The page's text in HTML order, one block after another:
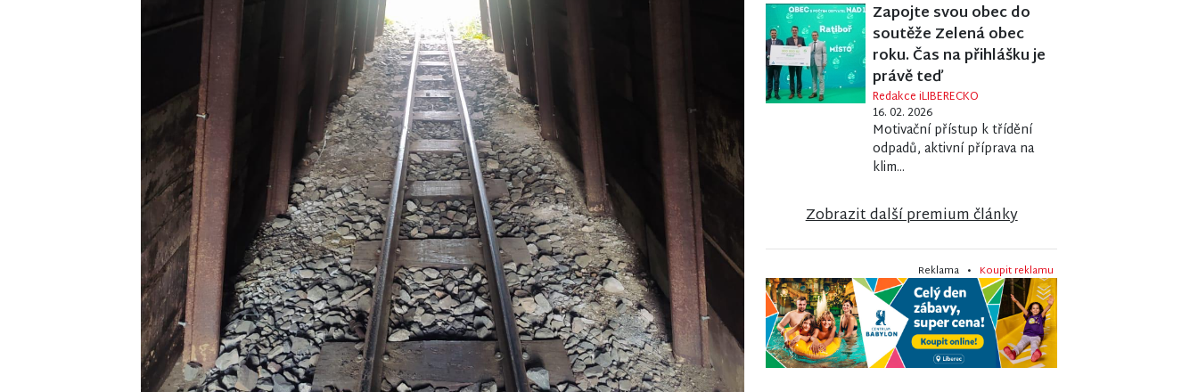
Zapojte svou obec do
soutěže Zelená obec
roku. Čas na přihlášku je
právě teď
Redakce iLIBERECKO
16. 02. 2026
Motivační přístup k třídění
odpadů, aktivní příprava na
klim...
Zobrazit další premium články
Reklama • Koupit reklamu